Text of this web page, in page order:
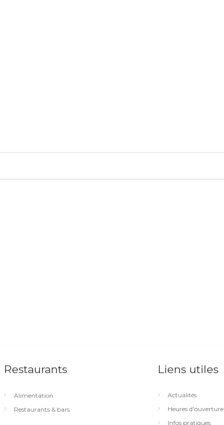
Restaurants
Alimentation
Restaurants & bars
Liens utiles
Actualités
Heures d'ouverture
Infos pratiques